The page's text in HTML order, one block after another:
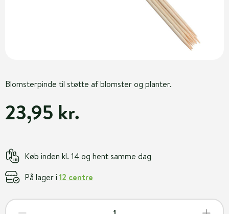
Blomsterpinde til støtte af blomster og planter.
23,95 kr.
Køb inden kl. 14 og hent samme dag
På lager i 12 centre